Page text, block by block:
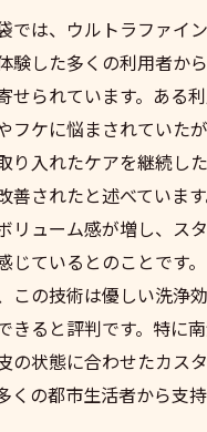
では、ウルトラファイ
験した多くの利用者か
せられています。ある
フケに悩まされていた
り入れたケアを継続し
善されたと述べていま
リューム感が増し、ス
じているとのことです
この技術は優しい洗浄
きると評判です。特に
の状態に合わせたカス
くの都市生活者から支